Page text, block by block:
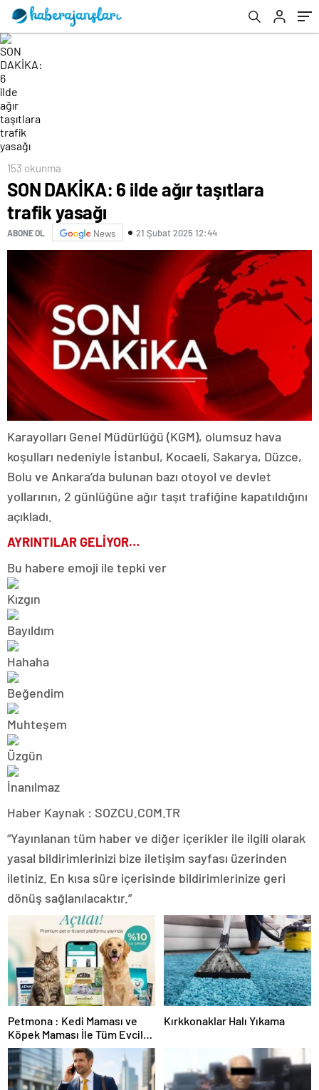
153 okunma
SON DAKİKA: 6 ilde ağır taşıtlara
trafik yasağı
ABONE OL News 21 Şubat 2025 12:44
Karayolları Genel Müdürlüğü (KGM), olumsuz hava
koşulları nedeniyle İstanbul, Kocaeli, Sakarya, Düzce,
Bolu ve Ankara’da bulunan bazı otoyol ve devlet
yollarının, 2 günlüğüne ağır taşıt trafiğine kapatıldığını
açıkladı.
AYRINTILAR GELİYOR…
Bu habere emoji ile tepki ver
Haber Kaynak : SOZCU.COM.TR
“Yayınlanan tüm haber ve diğer içerikler ile ilgili olarak
yasal bildirimlerinizi bize iletişim sayfası üzerinden
iletiniz. En kısa süre içerisinde bildirimlerinize geri
dönüş sağlanılacaktır.”
Petmona : Kedi Maması ve
Köpek Maması İle Tüm Evcil
Hayvan Ürünleri
Kırkkonaklar Halı Yıkama